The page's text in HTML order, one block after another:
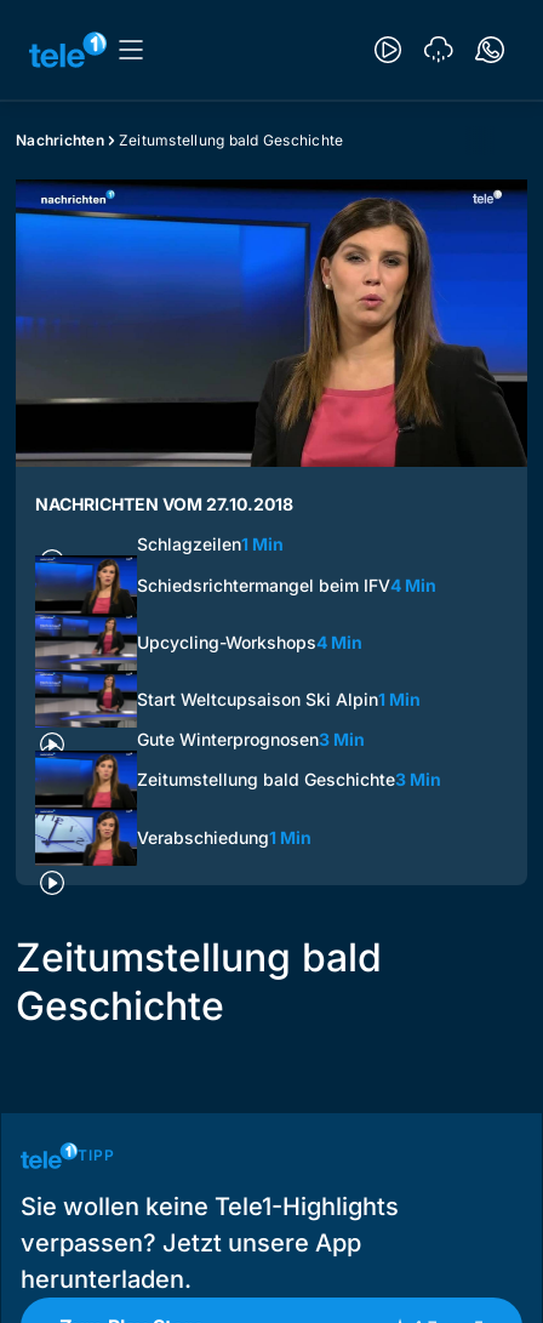
Nachrichten Zeitumstellung bald Geschichte
NACHRICHTEN VOM 27.10.2018
Schlagzeilen1 Min
Schiedsrichtermangel beim IFV4 Min
Upcycling-Workshops4 Min
Start Weltcupsaison Ski Alpin1 Min
Gute Winterprognosen3 Min
Zeitumstellung bald Geschichte3 Min
Verabschiedung1 Min
Zeitumstellung bald
Geschichte
TIPP
Sie wollen keine Tele1-Highlights
verpassen? Jetzt unsere App
herunterladen.